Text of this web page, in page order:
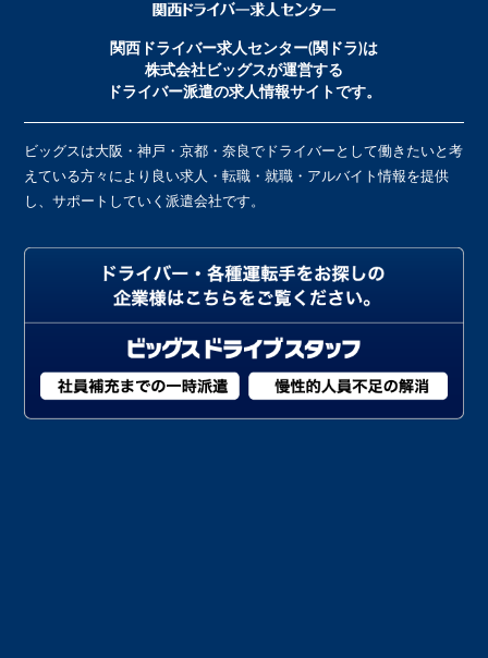
関西ドライバー求人センター(関ドラ)は
株式会社ビッグスが運営する
ドライバー派遣の求人情報サイトです。
ビッグスは大阪・神戸・京都・奈良でドライバーとして働きたいと考
えている方々により良い求人・転職・就職・アルバイト情報を提供
し、サポートしていく派遣会社です。